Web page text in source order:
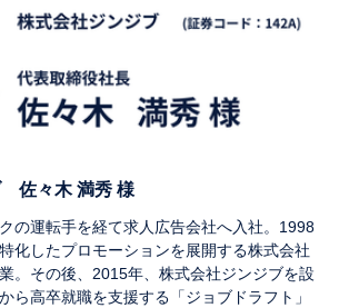
佐々木 満秀 様
の運転手を経て求人広告会社へ入社。1998
化したプロモーションを展開する株式会社
。その後、2015年、株式会社ジンジブを設
ら高卒就職を支援する「ジョブドラフト」